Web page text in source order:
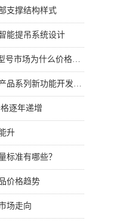
支撑结构样式
能提吊系统设计
金凤液氮罐YDS-120型号市场为什么价格性价比更高些
金凤液氮罐供应定制产品系列新功能开发设计
逐年递增
升
标准有哪些？
价格趋势
场走向